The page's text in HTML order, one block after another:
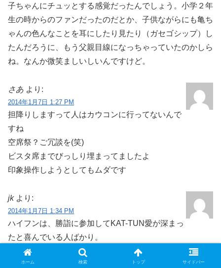
子ちゃんにチュッとする感覚だったんでしょう。小学２年
生の時からのファンだったのだとか、子供ながらにも亀ち
ゃんの色んなことを耳にしたり見たり（ガセゴシップ）し
たんだろうに、もう父親目線になっちゃっていたのかしら
ね。なんか微笑ましいしいんですけど。
さあ より:
2014年1月7日 1:27 PM
担降りしますって人はカウコンに行ってないんで
すね
空席祭？ご冗談を(笑)
ビスタ席までびっしり埋まってましたよ
印象操作しようとしてもムダです
jk より:
2014年1月7日 1:34 PM
ハイフンは、勝詣に参加してKAT-TUN愛が深まっ
たと喜んでいる人ばかり。
ネットで記事を見た外野が騒いでいるだけでしょ。
カウコンだって天井席までギッシリ埋まってましたよ。
ホーム 検索 トップ サイドバー